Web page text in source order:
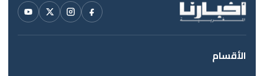
الأقسام